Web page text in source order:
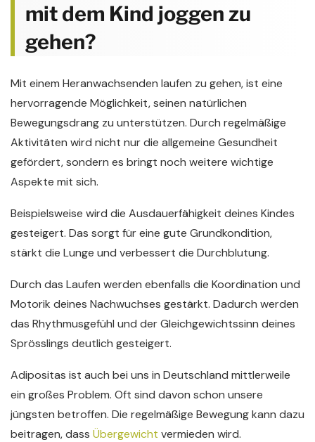
mit dem Kind joggen zu
gehen?
Mit einem Heranwachsenden laufen zu gehen, ist eine
hervorragende Möglichkeit, seinen natürlichen
Bewegungsdrang zu unterstützen. Durch regelmäßige
Aktivitäten wird nicht nur die allgemeine Gesundheit
gefördert, sondern es bringt noch weitere wichtige
Aspekte mit sich.
Beispielsweise wird die Ausdauerfähigkeit deines Kindes
gesteigert. Das sorgt für eine gute Grundkondition,
stärkt die Lunge und verbessert die Durchblutung.
Durch das Laufen werden ebenfalls die Koordination und
Motorik deines Nachwuchses gestärkt. Dadurch werden
das Rhythmusgefühl und der Gleichgewichtssinn deines
Sprösslings deutlich gesteigert.
Adipositas ist auch bei uns in Deutschland mittlerweile
ein großes Problem. Oft sind davon schon unsere
jüngsten betroffen. Die regelmäßige Bewegung kann dazu
beitragen, dass Übergewicht vermieden wird.